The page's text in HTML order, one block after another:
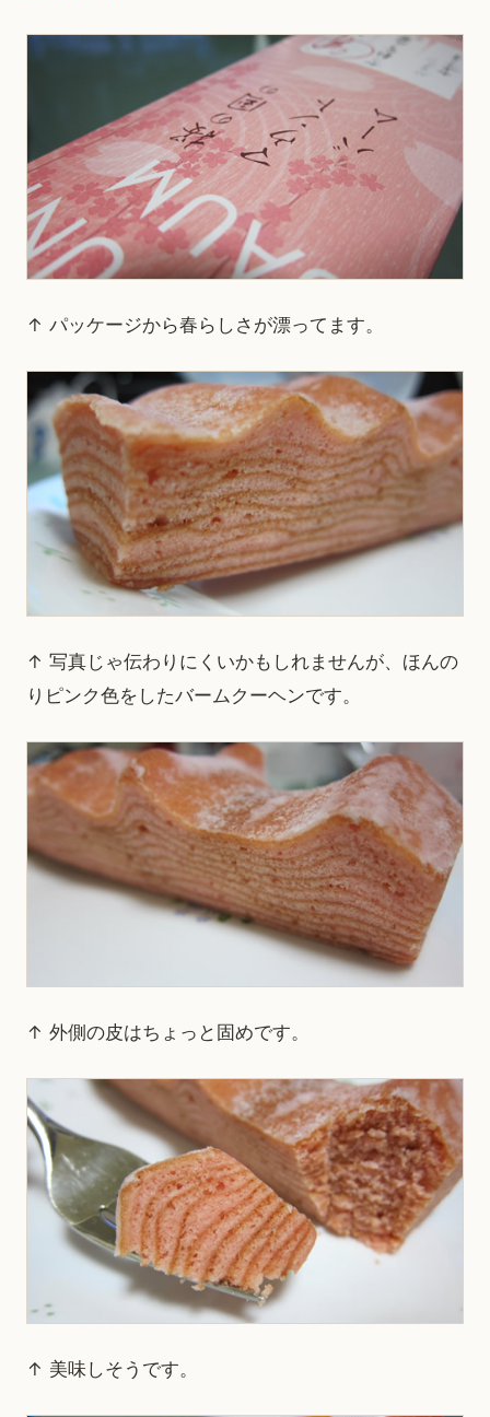
↑ パッケージから春らしさが漂ってます。
↑ 写真じゃ伝わりにくいかもしれませんが、ほんの
りピンク色をしたバームクーヘンです。
↑ 外側の皮はちょっと固めです。
↑ 美味しそうです。